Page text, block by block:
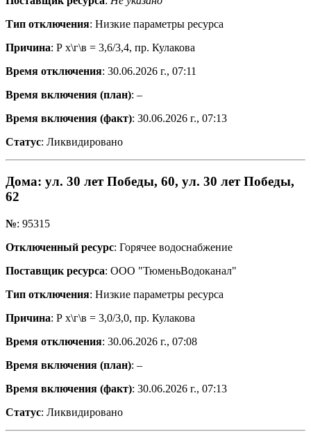
Тип отключения: Низкие параметры ресурса
Причина: Р х\г\в = 3,6/3,4, пр. Кулакова
Время отключения: 30.06.2026 г., 07:11
Время включения (план): –
Время включения (факт): 30.06.2026 г., 07:13
Статус: Ликвидировано
Дома: ул. 30 лет Победы, 60, ул. 30 лет Победы,
62
№: 95315
Отключенный ресурс: Горячее водоснабжение
Поставщик ресурса: ООО "ТюменьВодоканал"
Тип отключения: Низкие параметры ресурса
Причина: Р х\г\в = 3,0/3,0, пр. Кулакова
Время отключения: 30.06.2026 г., 07:08
Время включения (план): –
Время включения (факт): 30.06.2026 г., 07:13
Статус: Ликвидировано